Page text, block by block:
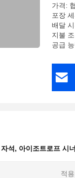
가격:
포장
배달
지불
공급
석 , 아이조트로프 시
적